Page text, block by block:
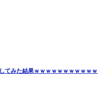
4歳児を託児 俺嫁はそこまで気
供が俺嫁に懐くので最後らへん
為してきた結果
てみた結果ｗｗｗｗｗｗｗｗｗｗｗ